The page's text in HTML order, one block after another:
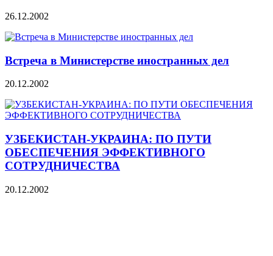
26.12.2002
Встреча в Министерстве иностранных дел
20.12.2002
УЗБЕКИСТАН-УКРАИНА: ПО ПУТИ
ОБЕСПЕЧЕНИЯ ЭФФЕКТИВНОГО
СОТРУДНИЧЕСТВА
20.12.2002